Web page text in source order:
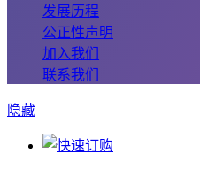
发展历程
公正性声明
加入我们
联系我们
隐藏